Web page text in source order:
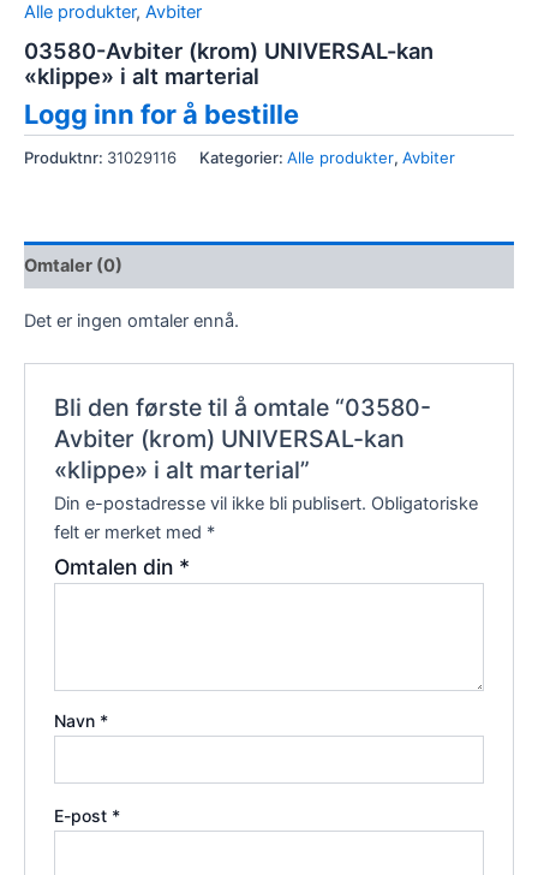
Alle produkter, Avbiter
03580-Avbiter (krom) UNIVERSAL-kan
«klippe» i alt marterial
Logg inn for å bestille
Produktnr: 31029116 Kategorier: Alle produkter, Avbiter
Omtaler (0)
Det er ingen omtaler ennå.
Bli den første til å omtale “03580-
Avbiter (krom) UNIVERSAL-kan
«klippe» i alt marterial”
Din e-postadresse vil ikke bli publisert. Obligatoriske
felt er merket med *
Omtalen din *
Navn *
E-post *